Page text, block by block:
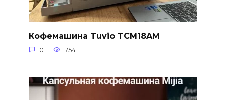
Кофемашина Tuvio TCM18AM
0 754